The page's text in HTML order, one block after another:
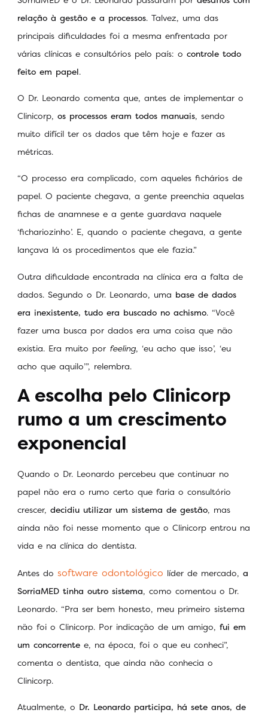
relação à gestão e a processos. Talvez, uma das
principais dificuldades foi a mesma enfrentada por
várias clínicas e consultórios pelo país: o controle todo
feito em papel.
O Dr. Leonardo comenta que, antes de implementar o
Clinicorp, os processos eram todos manuais, sendo
muito difícil ter os dados que têm hoje e fazer as
métricas.
“O processo era complicado, com aqueles fichários de
papel. O paciente chegava, a gente preenchia aquelas
fichas de anamnese e a gente guardava naquele
‘fichariozinho’. E, quando o paciente chegava, a gente
lançava lá os procedimentos que ele fazia.”
Outra dificuldade encontrada na clínica era a falta de
dados. Segundo o Dr. Leonardo, uma base de dados
era inexistente, tudo era buscado no achismo. “Você
fazer uma busca por dados era uma coisa que não
existia. Era muito por feeling, ‘eu acho que isso’, ‘eu
acho que aquilo’”, relembra.
A escolha pelo Clinicorp
rumo a um crescimento
exponencial
Quando o Dr. Leonardo percebeu que continuar no
papel não era o rumo certo que faria o consultório
crescer, decidiu utilizar um sistema de gestão, mas
ainda não foi nesse momento que o Clinicorp entrou na
vida e na clínica do dentista.
Antes do software odontológico líder de mercado, a
SorriaMED tinha outro sistema, como comentou o Dr.
Leonardo. “Pra ser bem honesto, meu primeiro sistema
não foi o Clinicorp. Por indicação de um amigo, fui em
um concorrente e, na época, foi o que eu conheci”,
comenta o dentista, que ainda não conhecia o
Clinicorp.
Atualmente, o Dr. Leonardo participa, há sete anos, de